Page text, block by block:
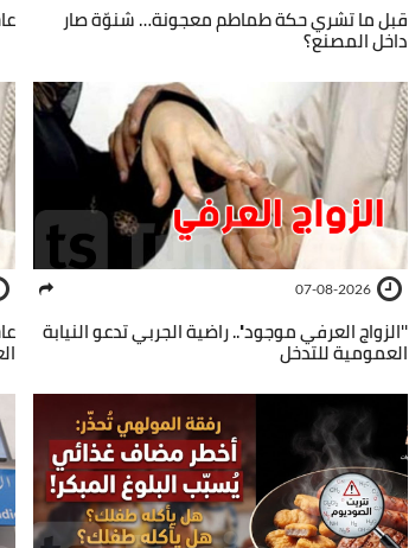
قبل ما تشري حكة طماطم معجونة… شنوّة صار
داخل المصنع؟
07-08-2026
''الزواج العرفي موجود''.. راضية الجربي تدعو النيابة
العمومية للتدخل